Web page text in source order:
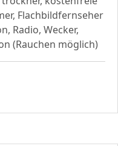
Flachbildfernseher
Radio, Wecker,
(Rauchen möglich)